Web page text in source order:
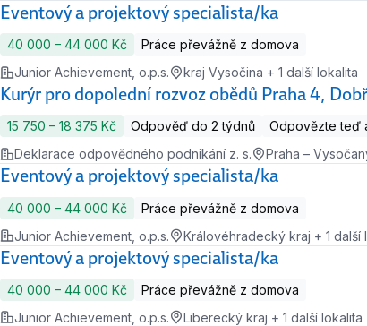
Eventový a projektový specialista/ka
40 000 ‍–‍ 44 000 Kč
Práce převážně z domova
Junior Achievement, o.p.s.
kraj Vysočina + 1 další lokalita
Kurýr pro dopolední rozvoz obědů Praha 4,
15 750 ‍–‍ 18 375 Kč Odpověď do 2 týdnů
Odpovězte teď
Deklarace odpovědného podnikání z. s.
Praha –
Eventový a projektový specialista/ka
40 000 ‍–‍ 44 000 Kč
Práce převážně z domova
Junior Achievement, o.p.s.
Královéhradecký kraj + 1 další
Eventový a projektový specialista/ka
40 000 ‍–‍ 44 000 Kč
Práce převážně z domova
Junior Achievement, o.p.s.
Liberecký kraj + 1 další lokalita